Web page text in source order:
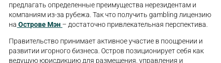
предлагать определенные преимущества нерезидентам и
компаниям из-за рубежа. Так что получить gambling лицензию
на Острове Мэн – достаточно привлекательная перспектива.
Правительство принимает активное участие в поощрении и
развитии игорного бизнеса. Остров позиционирует себя как
ведущую юрисдикцию для размещения, управления и